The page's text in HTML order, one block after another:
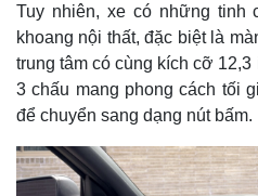
Tuy nhiên, xe có những tinh
khoang nội thất, đặc biệt là
trung tâm có cùng kích cỡ
3 chấu mang phong cách tối
để chuyển sang dạng nút bấm.